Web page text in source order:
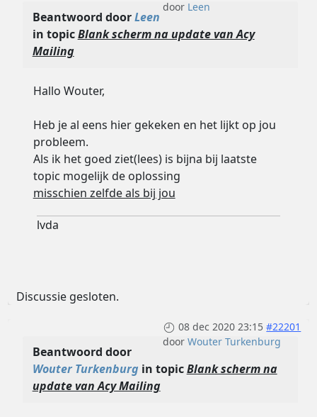
door Leen
Beantwoord doorLeen
in topicBlank scherm na update van Acy
Mailing
Hallo Wouter,
Heb je al eens hier gekeken en het lijkt op jou
probleem.
Als ik het goed ziet(lees) is bijna bij laatste
topic mogelijk de oplossing
misschien zelfde als bij jou
lvda
Discussie gesloten.
08 dec 2020 23:15 #22201
doorWouter Turkenburg
Beantwoord door
Wouter Turkenburg in topicBlank scherm na
update van Acy Mailing